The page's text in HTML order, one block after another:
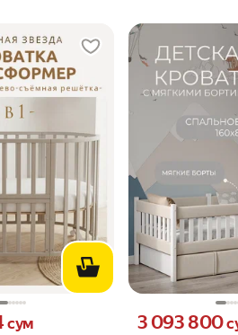
вместо
сум Цена 3093800 сум
3 093 800